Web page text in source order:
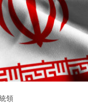
領